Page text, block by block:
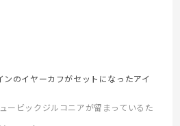
のイヤーカフがセットになったアイ
ービックジルコニアが留まっているた